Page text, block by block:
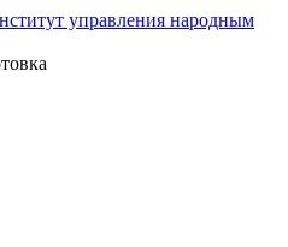
управления народным